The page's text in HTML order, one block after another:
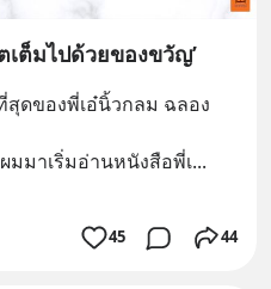
ต็มไปด้วยของขวัญ’
ดของพี่เอ๋นิ้วกลม ฉลอง
มมาเริ่มอ่านหนังสือพี่เ...
45 44